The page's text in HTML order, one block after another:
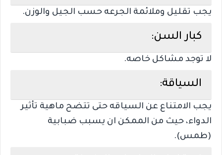
يجب تقليل وملائمة الجرعه حسب الجيل والوزن.
كبار السن:
لا توجد مشاكل خاصه.
السياقة:
يجب الامتناع عن السياقه حتى تتضح ماهية تأثير
الدواء، حيث من الممكن ان يسبب ضبابية
(طمس).